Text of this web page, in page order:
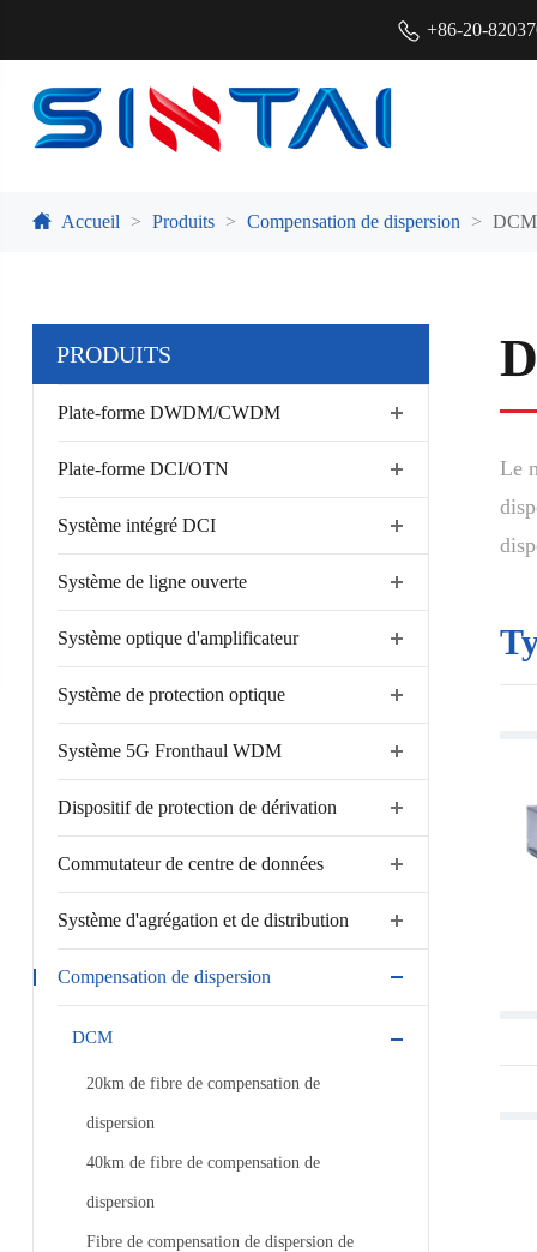
+86-20-
Accueil Produits Compensation de dispersion DCM
PRODUITS
Plate-forme DWDM/CWDM
Plate-forme DCI/OTN
Système intégré DCI
Système de ligne ouverte
Système optique d'amplificateur
Système de protection optique
Système 5G Fronthaul WDM
Dispositif de protection de dérivation
Commutateur de centre de données
Système d'agrégation et de distribution
Compensation de dispersion
DCM
20km de fibre de compensation de
dispersion
40km de fibre de compensation de
dispersion
Fibre de compensation de dispersion de
Le